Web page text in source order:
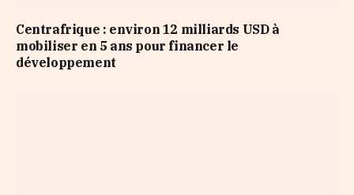
Centrafrique : environ 12 milliards USD à
mobiliser en 5 ans pour financer le
développement